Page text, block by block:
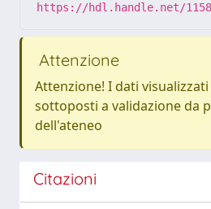
https://hdl.handle.net/
Attenzione
Attenzione! I dati
sottoposti a validazione da
dell'ateneo
Citazioni